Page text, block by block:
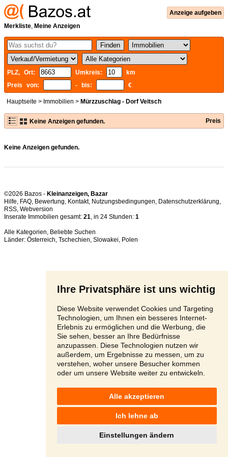
Ihre Privatsphäre ist uns wichtig
Diese Website verwendet Cookies und Targeting
Technologien, um Ihnen ein besseres Internet-
Erlebnis zu ermöglichen und die Werbung, die
Sie sehen, besser an Ihre Bedürfnisse
anzupassen. Diese Technologien nutzen wir
außerdem, um Ergebnisse zu messen, um zu
verstehen, woher unsere Besucher kommen
oder um unsere Website weiter zu entwickeln.
Alle akzeptieren
Ich lehne ab
Einstellungen ändern
Anzeige aufgeben
Merkliste, Meine Anzeigen
PLZ, Ort: Umkreis:
km
Preis von:
- bis: €
Hauptseite > Immobilien > Mürzzuschlag - Dorf Veitsch
Keine Anzeigen gefunden. Preis
Keine Anzeigen gefunden.
©2026 Bazos - Kleinanzeigen, Bazar
Hilfe, FAQ, Bewertung, Kontakt, Nutzungsbedingungen, Datenschutzerklärung,
RSS,
Inserate Immobilien gesamt: 21, in 24 Stunden: 1
Alle Kategorien, Beliebte Suchen
Länder: Österreich, Tschechien, Slowakei, Polen